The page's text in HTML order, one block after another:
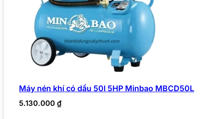
Máy nén khí có dầu 50l 5HP Minbao MBCD50L
5.130.000 ₫